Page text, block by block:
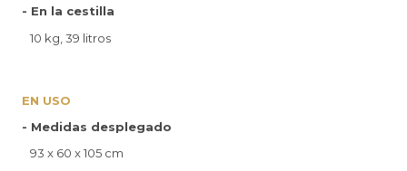
- En la cestilla
10 kg, 39 litros
EN USO
- Medidas desplegado
93 x 60 x 105 cm